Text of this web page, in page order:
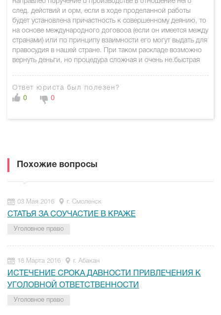
след. действий и орм, если в ходе проделанной работы
будет установлена причастность к совершенному деянию, то
на основе международного договооа (если он имеется между
странами) или по принципу взаимности его могут выдать для
правосудия в нашей стране. При таком раскладе возможно
вернуть деньги, но процедура сложная и очень не.быстрая
Ответ юриста был полезен?
0
0
Похожие вопросы
03 Мая 2016 г. Смоленск
СТАТЬЯ ЗА СОУЧАСТИЕ В КРАЖЕ
Уголовное право
18 Марта 2016 г. Абакан
ИСТЕЧЕНИЕ СРОКА ДАВНОСТИ ПРИВЛЕЧЕНИЯ К
УГОЛОВНОЙ ОТВЕТСТВЕННОСТИ
Уголовное право